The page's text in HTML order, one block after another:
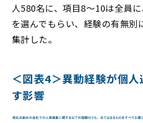
人580名に、項目8～10は全員
を選んでもらい、経験の有無別
集計した。
＜図表4＞異動経験が個
す影響